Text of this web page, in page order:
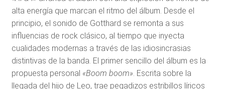
alta energía que marcan el ritmo del álbum. Desde el
principio, el sonido de Gotthard se remonta a sus
influencias de rock clásico, al tiempo que inyecta
cualidades modernas a través de las idiosincrasias
distintivas de la banda. El primer sencillo del álbum es la
propuesta personal «Boom boom». Escrita sobre la
llegada del hijo de Leo, trae pegadizos estribillos líricos